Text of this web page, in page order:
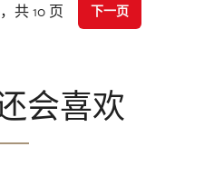
共 10 页 下一页
会喜欢